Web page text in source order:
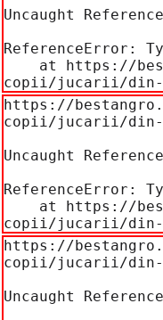
Uncaught
ReferenceError:
copii/jucarii/din-
https://
copii/jucarii/din-
Uncaught
ReferenceError:
copii/jucarii/din-
https://
copii/jucarii/din-
Uncaught